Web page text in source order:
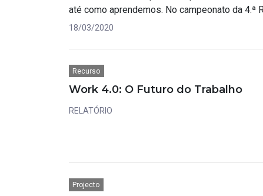
até como aprendemos. No campeonato da 4.ª
18/03/2020
Recurso
Work 4.0: O Futuro do Trabalho
RELATÓRIO
Projecto